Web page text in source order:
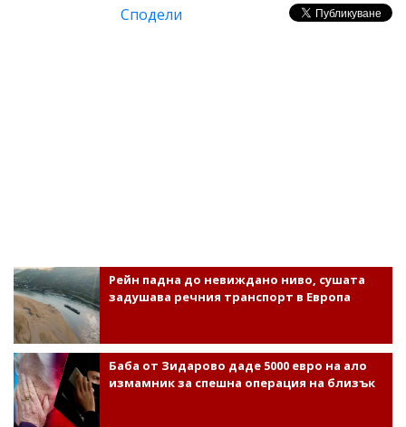
Сподели
Рейн падна до невиждано ниво, сушата
задушава речния транспорт в Европа
Баба от Зидарово даде 5000 евро на ало
измамник за спешна операция на близък